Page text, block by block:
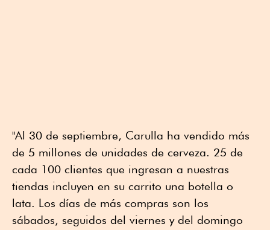
"Al 30 de septiembre, Carulla ha vendido más
de 5 millones de unidades de cerveza. 25 de
cada 100 clientes que ingresan a nuestras
tiendas incluyen en su carrito una botella o
lata. Los días de más compras son los
sábados, seguidos del viernes y del domingo